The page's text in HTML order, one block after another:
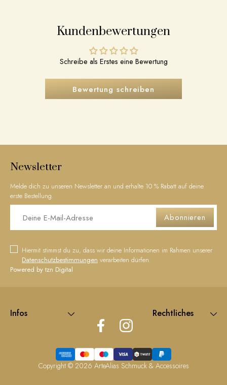
Kundenbewertungen
Schreibe als Erstes eine Bewertung
Bewertung schreiben
Infos Rechtliches
Copyright © 2026 ArteAlias Schmuck & Accessoires
Newsletter
Melde dich zu unseren Newsletter an und erhalte 10 % Rabatt auf deine
erste Bestellung.
Abonnieren
Hiermit stimmst du zu, dass wir deine Informationen im Rahmen unserer
Datenschutzbestimmungen verarbeiten dürfen.
Powered by tzn Digital